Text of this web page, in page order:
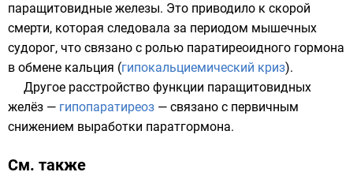
паращитовидные железы. Это приводило к скорой
смерти, которая следовала за периодом мышечных
судорог, что связано с ролью паратиреоидного гормона
в обмене кальция (гипокальциемический криз).
Другое расстройство функции паращитовидных
желёз — гипопаратиреоз — связано с первичным
снижением выработки паратгормона.
См. также